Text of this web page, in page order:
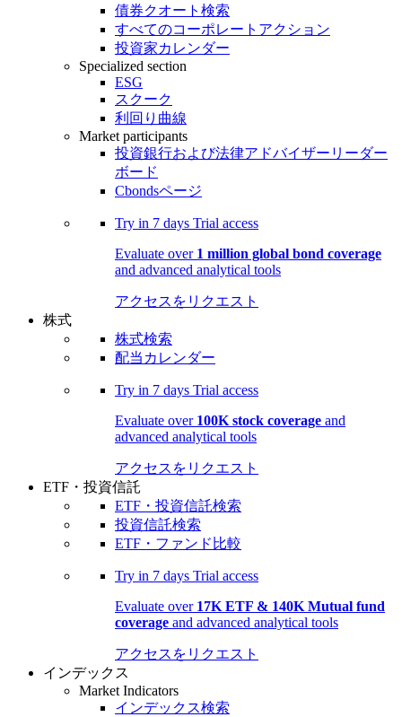
債券クオート検索
すべてのコーポレートアクション
投資家カレンダー
Specialized section
ESG
スクーク
利回り曲線
Market participants
投資銀行および法律アドバイザーリーダー
ボード
Cbondsページ
Try in 7 days Trial access
Evaluate over 1 million global bond coverage
and advanced analytical tools
アクセスをリクエスト
株式
株式検索
配当カレンダー
Try in 7 days Trial access
Evaluate over 100K stock coverage and
advanced analytical tools
アクセスをリクエスト
ETF・投資信託
ETF・投資信託検索
投資信託検索
ETF・ファンド比較
Try in 7 days Trial access
Evaluate over 17K ETF & 140K Mutual fund
coverage and advanced analytical tools
アクセスをリクエスト
インデックス
Market Indicators
インデックス検索